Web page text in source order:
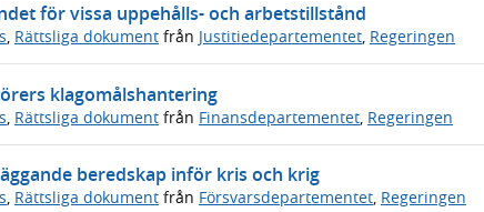
för vissa uppehålls- och arbetstillstånd
, Rättsliga dokument från Justitiedepartementet, Regeringen
klagomålshantering
Rättsliga dokument från Finansdepartementet Regeringen
beredskap inför kris och krig
, Rättsliga dokument från Försvarsdepartementet, Regeringen